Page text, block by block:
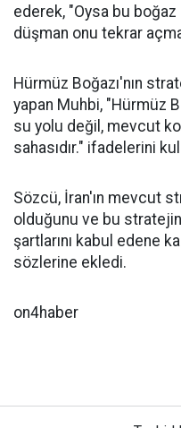
ederek, "Oysa bu boğaz
düşman onu tekrar
Hürmüz Boğazı'nın
yapan Muhbi, "Hürmüz
su yolu değil, mevcut
sahasıdır." ifadelerini
Sözcü, İran'ın mevcut
olduğunu ve bu
şartlarını kabul edene
sözlerine ekledi.
on4haber